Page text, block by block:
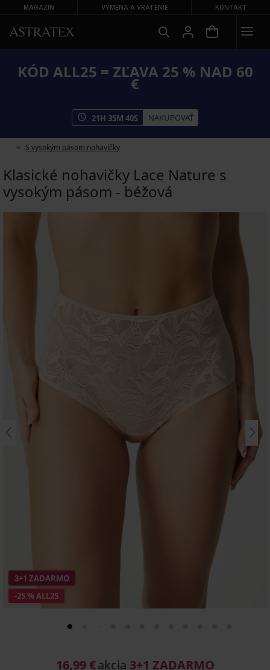
MAGAZÍN VÝMENA A VRÁTENIE KONTAKT
KÓD ALL25 = ZĽAVA 25 % NAD 60
€
21H 35M 40S NAKUPOVAŤ
S vysokým pásom nohavičky
Klasické nohavičky Lace Nature s
vysokým pásom - béžová
-25 % ALL25
3+1 ZADARMO
16,99 €akcia 3+1 ZADARMO